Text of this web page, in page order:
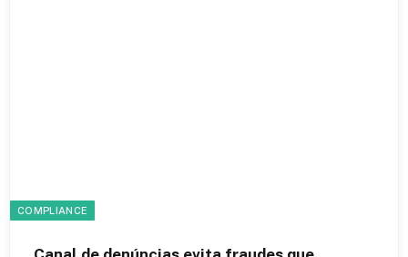
COMPLIANCE